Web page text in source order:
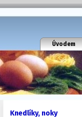
Úvodem
Knedlíky, noky